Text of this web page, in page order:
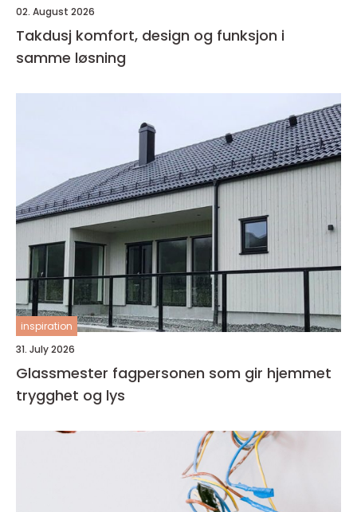
02. August 2026
Takdusj komfort, design og funksjon i
samme løsning
inspiration
31. July 2026
Glassmester fagpersonen som gir hjemmet
trygghet og lys